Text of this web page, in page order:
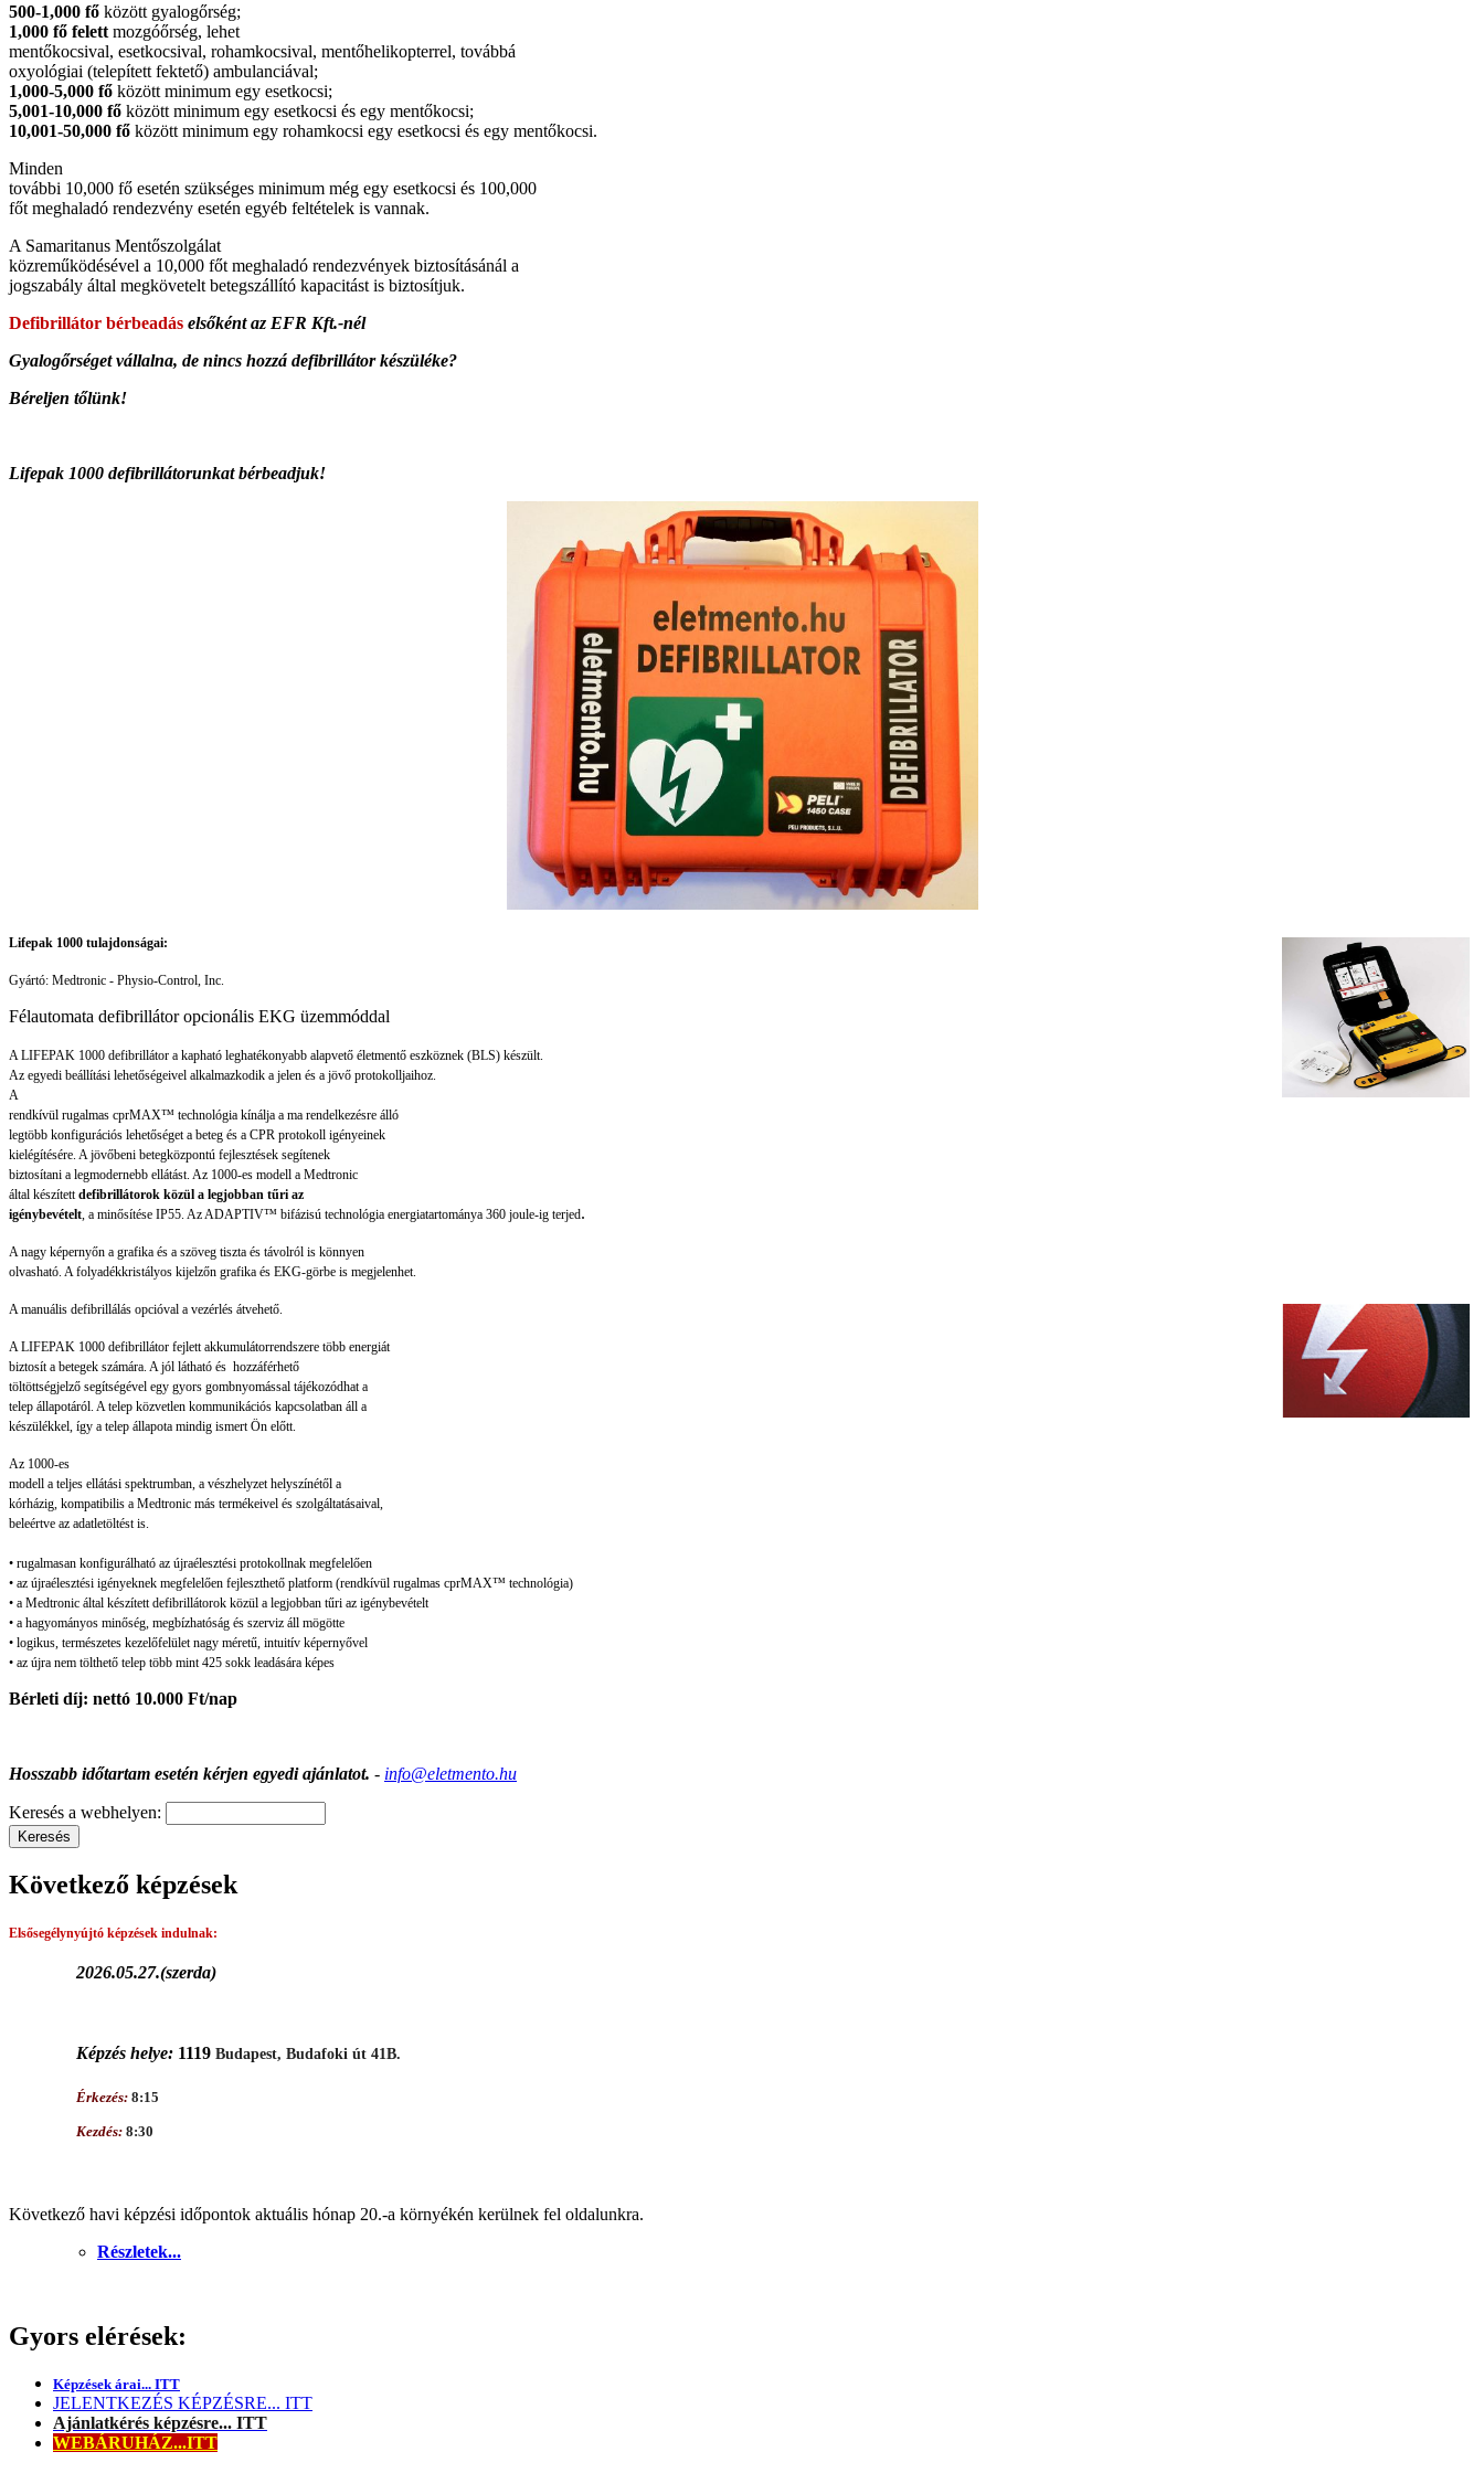
500-1,000 fő között gyalogőrség;
1,000 fő felett mozgóőrség, lehet
mentőkocsival, esetkocsival, rohamkocsival, mentőhelikopterrel, továbbá
oxyológiai (telepített fektető) ambulanciával;
1,000-5,000 fő között minimum egy esetkocsi;
5,001-10,000 fő között minimum egy esetkocsi és egy mentőkocsi;
10,001-50,000 fő között minimum egy rohamkocsi egy esetkocsi és egy mentőkocsi.
Minden
további 10,000 fő esetén szükséges minimum még egy esetkocsi és 100,000
főt meghaladó rendezvény esetén egyéb feltételek is vannak.
A Samaritanus Mentőszolgálat
közreműködésével a 10,000 főt meghaladó rendezvények biztosításánál a
jogszabály által megkövetelt betegszállító kapacitást is biztosítjuk.
Defibrillátor bérbeadás elsőként az EFR Kft.-nél
Gyalogőrséget vállalna, de nincs hozzá defibrillátor készüléke?
Béreljen tőlünk!
Lifepak 1000 defibrillátorunkat bérbeadjuk!
Lifepak 1000 tulajdonságai:
Gyártó: Medtronic - Physio-Control, Inc.
Félautomata defibrillátor opcionális EKG üzemmóddal
A LIFEPAK 1000 defibrillátor a kapható leghatékonyabb alapvető életmentő eszköznek (BLS) készült.
Az egyedi beállítási lehetőségeivel alkalmazkodik a jelen és a jövő protokolljaihoz.
A
rendkívül rugalmas cprMAX™ technológia kínálja a ma rendelkezésre álló
legtöbb konfigurációs lehetőséget a beteg és a CPR protokoll igényeinek
kielégítésére. A jövőbeni betegközpontú fejlesztések segítenek
biztosítani a legmodernebb ellátást. Az 1000-es modell a Medtronic
által készítettdefibrillátorok közül a legjobban tűri az
igénybevételt, a minősítése IP55. Az ADAPTIV™ bifázisú technológia energiatartománya 360 joule-ig terjed.
A nagy képernyőn a grafika és a szöveg tiszta és távolról is könnyen
olvasható. A folyadékkristályos kijelzőn grafika és EKG-görbe is megjelenhet.
A manuális defibrillálás opcióval a vezérlés átvehető.
A LIFEPAK 1000 defibrillátor fejlett akkumulátorrendszere több energiát
biztosít a betegek számára. A jól látható és hozzáférhető
töltöttségjelző segítségével egy gyors gombnyomással tájékozódhat a
telep állapotáról. A telep közvetlen kommunikációs kapcsolatban áll a
készülékkel, így a telep állapota mindig ismert Ön előtt.
Az 1000-es
modell a teljes ellátási spektrumban, a vészhelyzet helyszínétől a
kórházig, kompatibilis a Medtronic más termékeivel és szolgáltatásaival,
beleértve az adatletöltést is.
• rugalmasan konfigurálható az újraélesztési protokollnak megfelelően
• az újraélesztési igényeknek megfelelően fejleszthető platform (rendkívül rugalmas cprMAX™ technológia)
• a Medtronic által készített defibrillátorok közül a legjobban tűri az igénybevételt
• a hagyományos minőség, megbízhatóság és szerviz áll mögötte
• logikus, természetes kezelőfelület nagy méretű, intuitív képernyővel
• az újra nem tölthető telep több mint 425 sokk leadására képes
Bérleti díj: nettó 10.000 Ft/nap
Hosszabb időtartam esetén kérjen egyedi ajánlatot. - info@eletmento.hu
Keresés a webhelyen:
Következő képzések
Elsősegélynyújtó képzések indulnak:
2026.05.27.(szerda)
Képzés helye: 1119Budapest, Budafoki út 41B.
Érkezés:8:15
Kezdés: 8:30
Következő havi képzési időpontok aktuális hónap 20.-a környékén kerülnek fel oldalunkra.
Részletek...
Gyors elérések:
Képzések árai... ITT
JELENTKEZÉS KÉPZÉSRE... ITT
Ajánlatkérés képzésre... ITT
WEBÁRUHÁZ...ITT